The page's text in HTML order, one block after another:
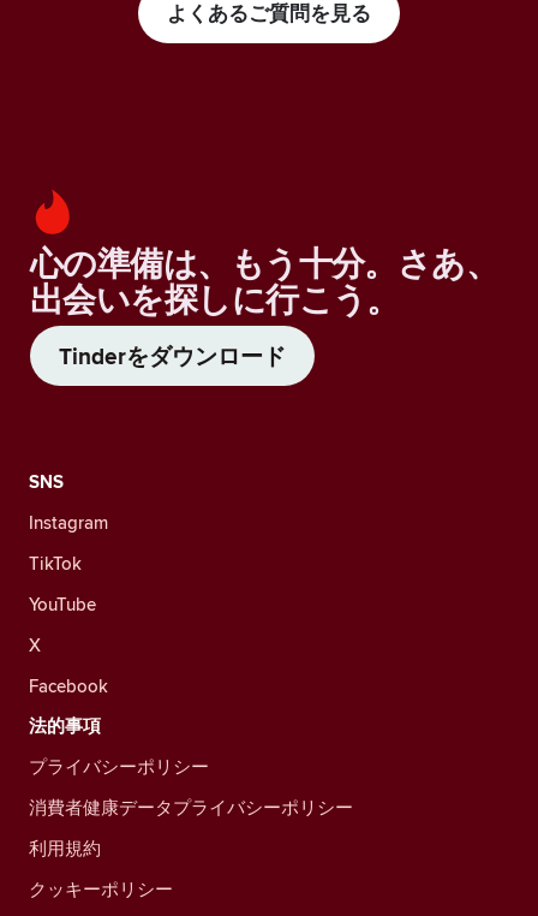
よくあるご質問を見る
心の準備は、もう十分。さあ、
出会いを探しに行こう。
Tinderをダウンロード
SNS
Instagram
TikTok
YouTube
X
Facebook
法的事項
プライバシーポリシー
消費者健康データプライバシーポリシー
利用規約
クッキーポリシー